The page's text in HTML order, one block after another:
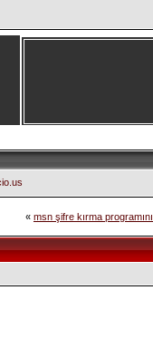
« msn şifre kırma